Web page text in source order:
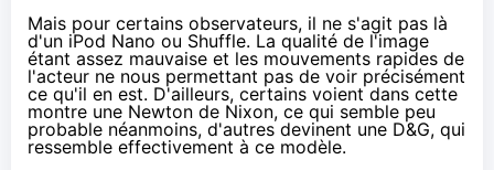
Mais pour certains observateurs, il ne s'agit pas là
d'un iPod Nano ou Shuffle. La qualité de l'image
étant assez mauvaise et les mouvements rapides de
l'acteur ne nous permettant pas de voir précisément
ce qu'il en est. D'ailleurs, certains voient dans cette
montre une Newton de Nixon, ce qui semble peu
probable néanmoins, d'autres devinent une D&G, qui
ressemble effectivement à ce modèle.